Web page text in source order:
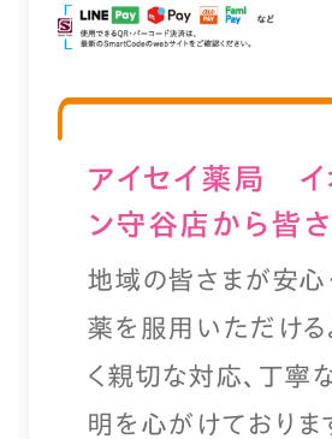
アイセイ薬局 イ
ン守谷店から皆
地域の皆さまが安心
薬を服用いただける
く親切な対応、丁寧
明を心がけておりま